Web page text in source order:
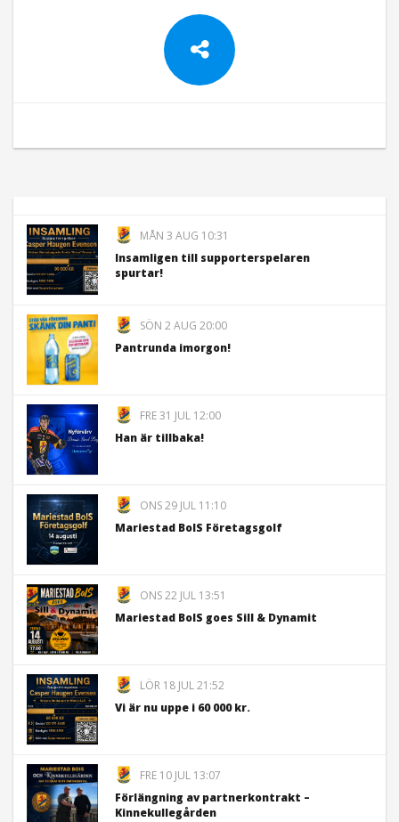
MÅN 3 AUG 10:31
Insamligen till supporterspelaren
spurtar!
SÖN 2 AUG 20:00
Pantrunda imorgon!
FRE 31 JUL 12:00
Han är tillbaka!
ONS 29 JUL 11:10
Mariestad BoIS Företagsgolf
ONS 22 JUL 13:51
Mariestad BoIS goes Sill & Dynamit
LÖR 18 JUL 21:52
Vi är nu uppe i 60 000 kr.
FRE 10 JUL 13:07
Förlängning av partnerkontrakt –
Kinnekullegården